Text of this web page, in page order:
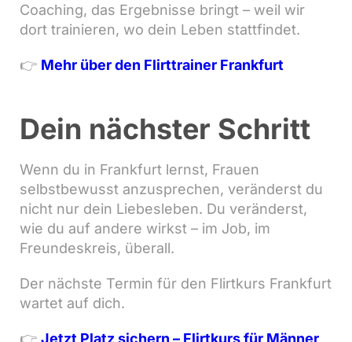
Coaching, das Ergebnisse bringt – weil wir
dort trainieren, wo dein Leben stattfindet.
👉 Mehr über den Flirttrainer Frankfurt
Dein nächster Schritt
Wenn du in Frankfurt lernst, Frauen
selbstbewusst anzusprechen, veränderst du
nicht nur dein Liebesleben. Du veränderst,
wie du auf andere wirkst – im Job, im
Freundeskreis, überall.
Der nächste Termin für den Flirtkurs Frankfurt
wartet auf dich.
👉 Jetzt Platz sichern – Flirtkurs für Männer